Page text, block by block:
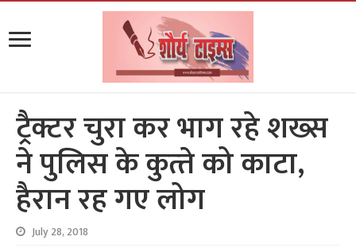
ट्रैक्टर चुरा कर भाग रहे शख्स
ने पुलिस के कुत्‍ते को काटा,
हैरान रह गए लोग
July 28, 2018